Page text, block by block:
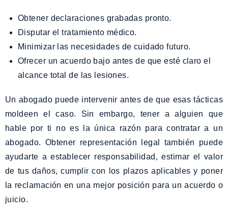
Obtener declaraciones grabadas pronto.
Disputar el tratamiento médico.
Minimizar las necesidades de cuidado futuro.
Ofrecer un acuerdo bajo antes de que esté claro el
alcance total de las lesiones.
Un abogado puede intervenir antes de que esas tácticas
moldeen el caso. Sin embargo, tener a alguien que
hable por ti no es la única razón para contratar a un
abogado. Obtener representación legal también puede
ayudarte a establecer responsabilidad, estimar el valor
de tus daños, cumplir con los plazos aplicables y poner
la reclamación en una mejor posición para un acuerdo o
juicio.